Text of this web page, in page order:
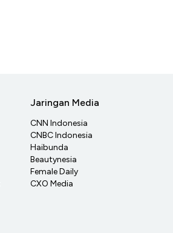
Jaringan Media
CNN Indonesia
CNBC Indonesia
Haibunda
Beautynesia
Female Daily
CXO Media